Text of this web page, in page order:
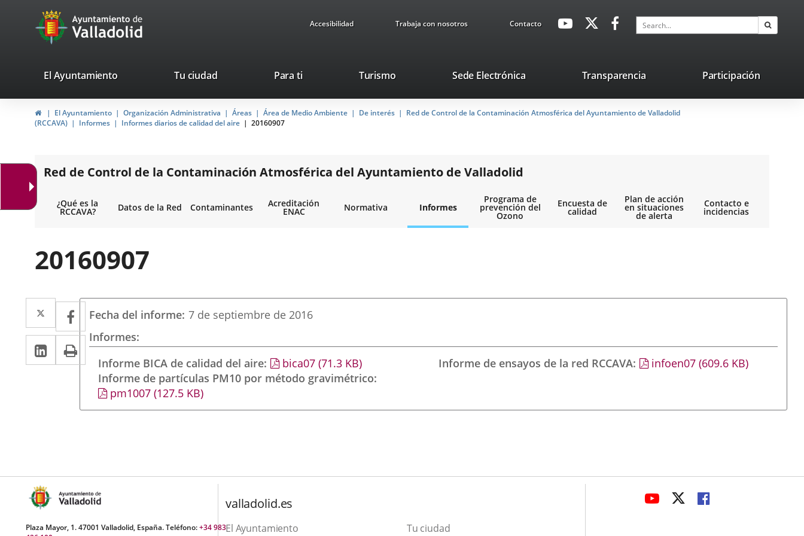
Portal
Web
Ayuntamiento
de
Valladolid
Accesibilidad Trabaja con nosotros ContactoavaHeaderSocial
Link
Link
application.
application.
Search
valladolid.es
El Ayuntamiento Tu ciudad Para ti TurismoThis
will
open
up
window.
Sede ElectrónicaLink
external
application.
Transparencia Participación
HomeEl Ayuntamiento Organización Administrativa Áreas Área de Medio Ambiente De interés
Red de Control de la Contaminación Atmosférica del Ayuntamiento de Valladolid
(RCCAVA)
Informes Informes diarios de calidad del aire 20160907
Red de Control de la Contaminación Atmosférica del Ayuntamiento de Valladolid
¿Qué es la
RCCAVA? Datos de la Red Contaminantes Acreditación
ENAC Normativa Informes
Programa de
prevención del
Ozono
Encuesta de
calidad
Plan de acción
en situaciones
de alerta
Contacto e
incidencias
20160907
Twitter
Enlace
a
una
aplicación
externa.
Facebook
Enlace
a
una
aplicación
externa.
Linkedin
Enlace
a
aplicación
Print
Fecha del informe 7 de septiembre de 2016
Informes
Informe BICA de calidad del aire
bica07(71.3 KB)
Informe de partículas PM10 por método gravimétrico
pm1007(127.5 KB)
Informe de ensayos de la red RCCAVA infoen07 (609.6 KB)
Plaza Mayor, 1. 47001 Valladolid, España. Teléfono:+34 983
valladolid.es
El Ayuntamiento Tu ciudad
LINK
LINKLINK